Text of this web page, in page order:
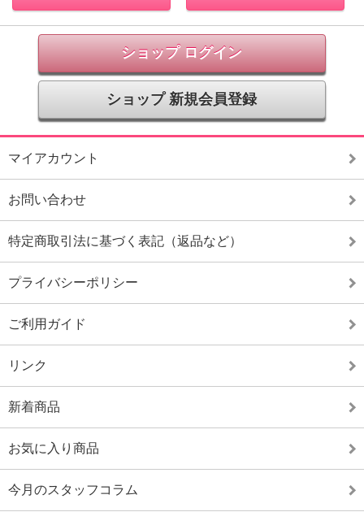
ショップ ログイン
ショップ 新規会員登録
マイアカウント
お問い合わせ
特定商取引法に基づく表記（返品など）
プライバシーポリシー
ご利用ガイド
リンク
新着商品
お気に入り商品
今月のスタッフコラム